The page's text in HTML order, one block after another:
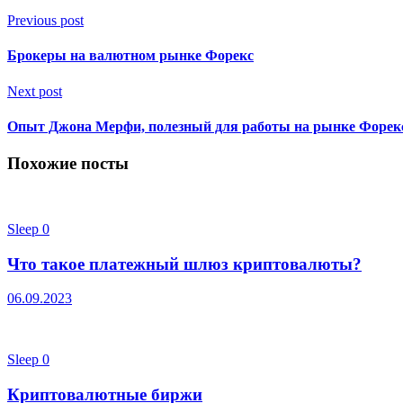
Previous post
Брокеры на валютном рынке Форекс
Next post
Опыт Джона Мерфи, полезный для работы на рынке
Похожие посты
Sleep 0
Что такое платежный шлюз криптовалюты?
06.09.2023
Sleep 0
Криптовалютные биржи